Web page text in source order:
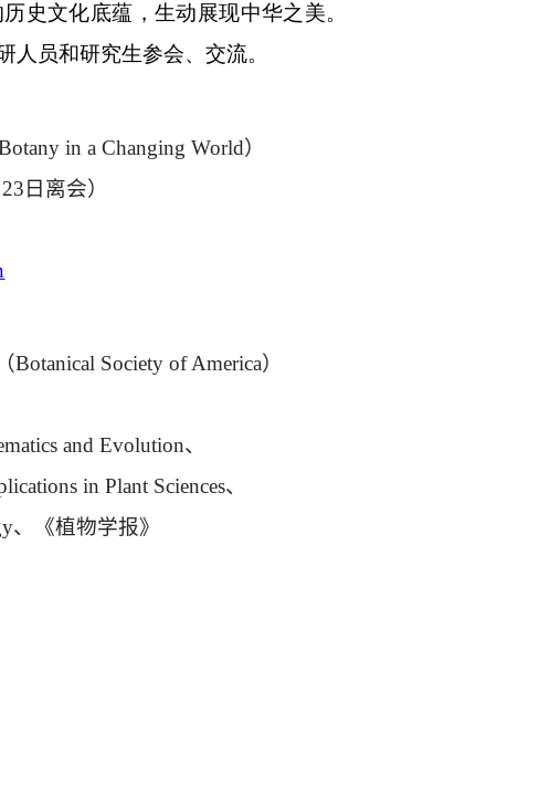
史文化底蕴，生动展现中华之美。
员和研究生参会、交流。
in a Changing World）
23日离会）
Botanical Society of America）
and Evolution、
in Plant Sciences、
、《植物学报》